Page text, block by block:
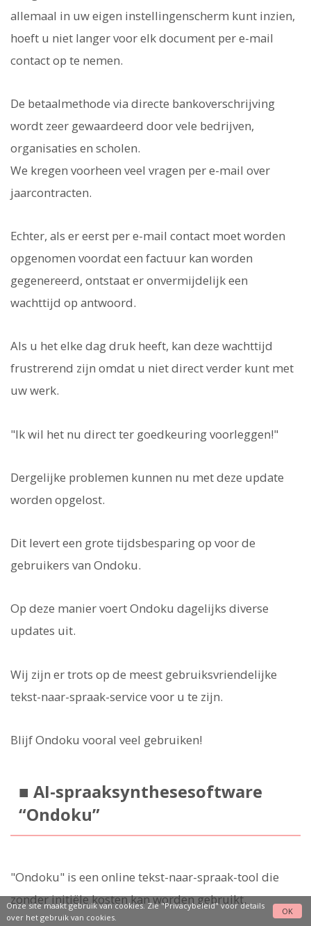
allemaal in uw eigen instellingenscherm kunt inzien,
hoeft u niet langer voor elk document per e-mail
contact op te nemen.
De betaalmethode via directe bankoverschrijving
wordt zeer gewaardeerd door vele bedrijven,
organisaties en scholen.
We kregen voorheen veel vragen per e-mail over
jaarcontracten.
Echter, als er eerst per e-mail contact moet worden
opgenomen voordat een factuur kan worden
gegenereerd, ontstaat er onvermijdelijk een
wachttijd op antwoord.
Als u het elke dag druk heeft, kan deze wachttijd
frustrerend zijn omdat u niet direct verder kunt met
uw werk.
"Ik wil het nu direct ter goedkeuring voorleggen!"
Dergelijke problemen kunnen nu met deze update
worden opgelost.
Dit levert een grote tijdsbesparing op voor de
gebruikers van Ondoku.
Op deze manier voert Ondoku dagelijks diverse
updates uit.
Wij zijn er trots op de meest gebruiksvriendelijke
tekst-naar-spraak-service voor u te zijn.
Blijf Ondoku vooral veel gebruiken!
■ AI-spraaksynthesesoftware
“Ondoku”
"Ondoku" is een online tekst-naar-spraak-tool die
zonder initiële kosten kan worden gebruikt.
Onze site maakt gebruik van cookies. Zie"Privacybeleid"voor details
over het gebruik van cookies.
OK